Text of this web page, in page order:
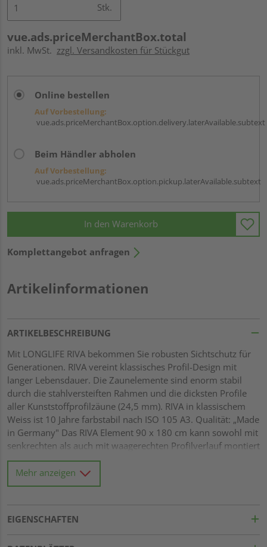
Stk.
vue.ads.priceMerchantBox.total
inkl. MwSt. zzgl. Versandkosten für Stückgut
Online bestellen
Auf Vorbestellung:
vue.ads.priceMerchantBox.option.delivery.laterAvailable.subtext
Beim Händler abholen
Auf Vorbestellung:
vue.ads.priceMerchantBox.option.pickup.laterAvailable.subtext
In den Warenkorb
Komplettangebot anfragen
Artikelinformationen
ARTIKELBESCHREIBUNG
Mit LONGLIFE RIVA bekommen Sie robusten Sichtschutz für
Generationen. RIVA vereint klassisches Profil-Design mit
langer Lebensdauer. Die Zaunelemente sind enorm stabil
durch die stahlversteiften Rahmen und die dicksten Profile
aller Kunststoffprofilzäune (24,5 mm). RIVA in klassischem
Weiss ist 10 Jahre farbstabil nach ISO 105 A3. Qualität: „Made
in Germany" Das RIVA Element 90 x 180 cm kann sowohl mit
senkrechten als auch mit waagerechten Profilverlauf montiert
werden. LONGLIFE Systemhöhe 180 cm hochwertiger
Fenster-Kunststoff, weiß Rahmen: 68 x 48 mm, verschweißt
Mehr anzeigen
EIGENSCHAFTEN